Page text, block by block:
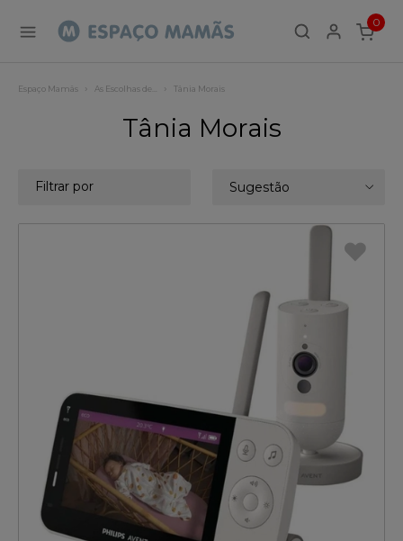
0
ITEMS
Espaço Mamãs As Escolhas de… Tânia Morais
Tânia Morais
Sugestão
Filtrar por